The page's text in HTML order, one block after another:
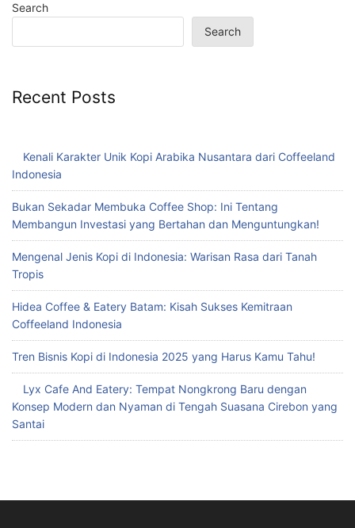
Search
Search
Recent Posts
Kenali Karakter Unik Kopi Arabika Nusantara dari Coffeeland
Indonesia
Bukan Sekadar Membuka Coffee Shop: Ini Tentang
Membangun Investasi yang Bertahan dan Menguntungkan!
Mengenal Jenis Kopi di Indonesia: Warisan Rasa dari Tanah
Tropis
Hidea Coffee & Eatery Batam: Kisah Sukses Kemitraan
Coffeeland Indonesia
Tren Bisnis Kopi di Indonesia 2025 yang Harus Kamu Tahu!
Lyx Cafe And Eatery: Tempat Nongkrong Baru dengan
Konsep Modern dan Nyaman di Tengah Suasana Cirebon yang
Santai